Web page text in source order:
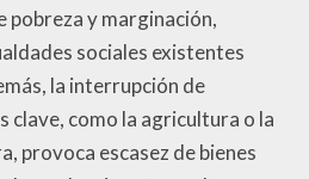
pobreza y marginación,
sociales existentes
la interrupción de
como la agricultura o la
provoca escasez de bienes